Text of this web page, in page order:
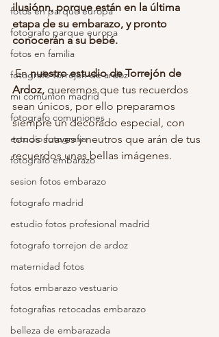
fotos en parque europa
fotografo parque europa
fotos en familia
fotografo torrejon de ardoz
mi comunion madrid
fotografo comuniones
estudio fotografia
fotografo embarazo
sesion fotos embarazo
fotografo madrid
estudio fotos profesional madrid
fotografo torrejon de ardoz
maternidad fotos
fotos embarazo vestuario
fotografias retocadas embarazo
belleza de embarazada
ilusiónn, porque están en la última
etapa de su embarazo, y pronto
conocerán a su bebé.
En nuestro estudio de Torrejón de
Ardoz, queremos que tus recuerdos
sean únicos, por ello preparamos
siempre un decorado especial, con
tonos suaves y neutros que arán de tus
recuerdos unas bellas imágenes.